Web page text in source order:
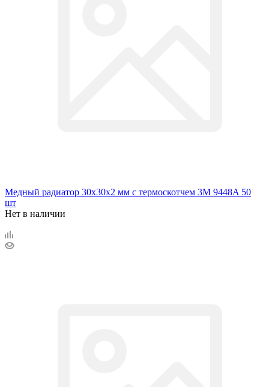
Медный радиатор 30х30х2 мм с термоскотчем 3M 9448A 50
шт
Нет в наличии